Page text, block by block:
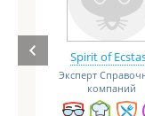
Spirit of
Эксперт
компаний